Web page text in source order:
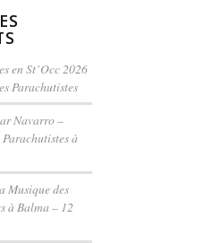
en St’Occ 2026
Parachutistes
Navarro –
à
Musique des
à Balma – 12